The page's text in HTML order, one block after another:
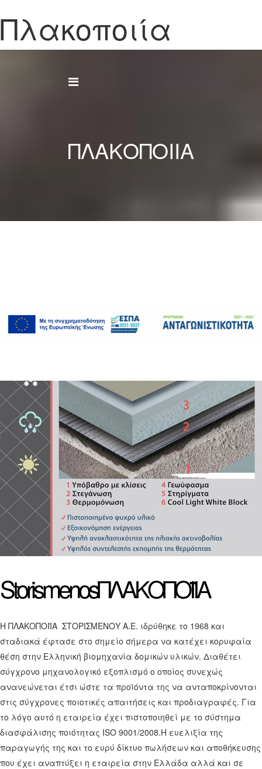
Πλακοποιία
Άνοιγμα συνδέσμου
ΠΛΑΚΟΠΟΙΙΑ
StorismenosΠΛΑΚΟΠΟΙΪΑ
Η ΠΛΑΚΟΠΟΙΪΑ ΣΤΟΡΙΣΜΕΝΟΥ Α.Ε. ιδρύθηκε το 1968 και
σταδιακά έφτασε στο σημείο σήμερα να κατέχει κορυφαία
θέση στην Ελληνική βιομηχανία δομικών υλικών. Διαθέτει
σύγχρονο μηχανολογικό εξοπλισμό ο οποίος συνεχώς
ανανεώνεται έτσι ώστε τα προϊόντα της να ανταποκρίνονται
στις σύγχρονες ποιοτικές απαιτήσεις και προδιαγραφές. Για
το λόγο αυτό η εταιρεία έχει πιστοποιηθεί με το σύστημα
διασφάλισης ποιότητας ISO 9001/2008.Η ευελιξία της
παραγωγής της και το ευρύ δίκτυο πωλήσεων και αποθήκευσης
που έχει αναπτύξει η εταιρεία στην Ελλάδα αλλά και σε